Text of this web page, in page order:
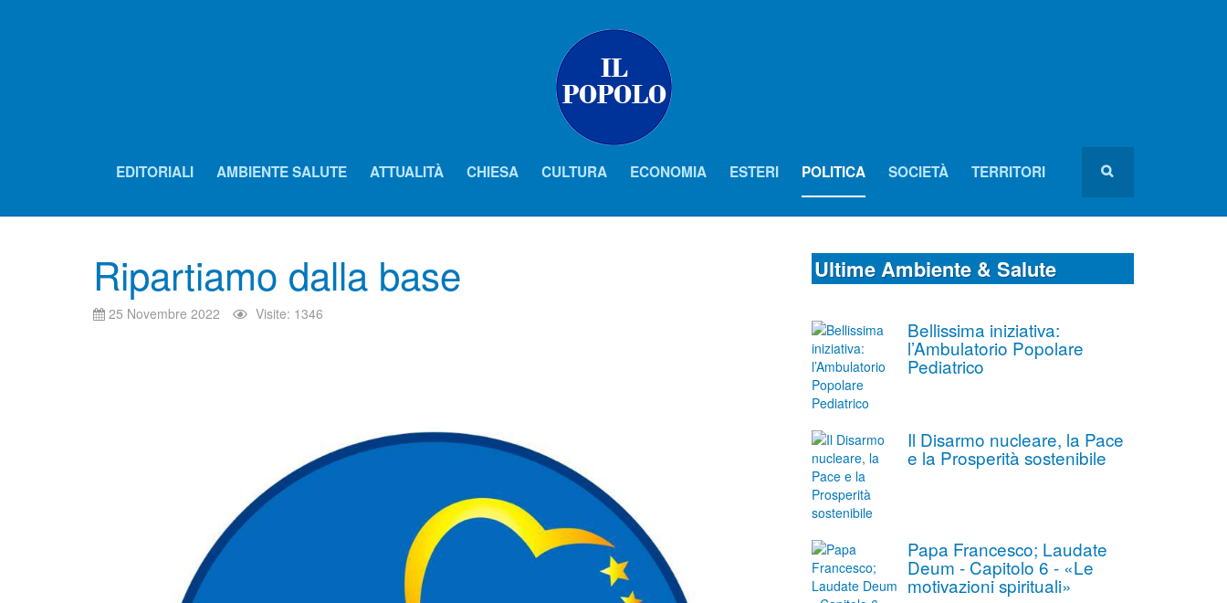
EDITORIALI AMBIENTE SALUTE ATTUALITÀ CHIESA CULTURA ECONOMIA ESTERI POLITICA SOCIETÀ TERRITORI
Ripartiamo dalla base
25 Novembre 2022 Visite: 1346
Ultime Ambiente & Salute
Bellissima iniziativa:
l’Ambulatorio Popolare
Pediatrico
Il Disarmo nucleare, la Pace
e la Prosperità sostenibile
Papa Francesco; Laudate
Deum - Capitolo 6 - «Le
motivazioni spirituali»